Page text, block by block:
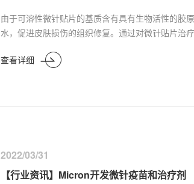
由于可溶性微针贴片的基质含有具有生物活性的胶
水，促进皮肤损伤的组织修复。通过对微针贴片治
用。与市售制剂地塞米松乳膏和他克莫司软膏相比
查看详细
2022/03/31
【行业资讯】Micron开发微针疫苗和治疗剂